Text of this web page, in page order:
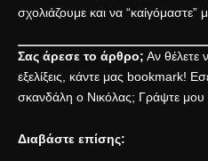
σχολιάζουμε και να “καίγόμαστε”
Σας άρεσε το άρθρο; Αν θέλετε
εξελίξεις, κάντε μας bookmark!
σκανδάλη ο Νικόλας; Γράψτε
Διαβάστε επίσης: